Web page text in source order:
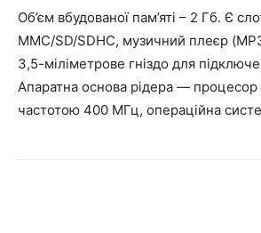
Об’єм вбудованої пам’яті – 2 Гб. Є
MMC/SD/SDHC, музичний плеєр
3,5-міліметрове гніздо для
Апаратна основа рідера — процесор
частотою 400 МГц, операційна